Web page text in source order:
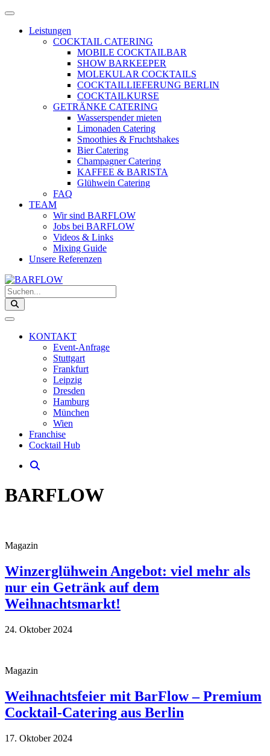
Zum
springen
Menü
öffnenLeistungen
COCKTAIL CATERING
MOBILE COCKTAILBAR
SHOW BARKEEPER
MOLEKULAR COCKTAILS
COCKTAILLIEFERUNG BERLIN
COCKTAILKURSE
GETRÄNKE CATERING
Wasserspender mieten
Limonaden Catering
Smoothies & Fruchtshakes
Bier Catering
Champagner Catering
KAFFEE & BARISTA
Glühwein Catering
FAQ
TEAM
Wir sind BARFLOW
Jobs bei BARFLOW
Videos & Links
Mixing Guide
Unsere Referenzen
Suchen...
KONTAKT
Event-Anfrage
Stuttgart
Frankfurt
Leipzig
Dresden
Hamburg
München
Wien
Franchise
Cocktail Hub
BARFLOW
Magazin
Winzerglühwein Angebot: viel mehr als
nur ein Getränk auf dem
Weihnachtsmarkt!
24. Oktober 2024
Magazin
Weihnachtsfeier mit BarFlow – Premium
Cocktail-Catering aus Berlin
17. Oktober 2024